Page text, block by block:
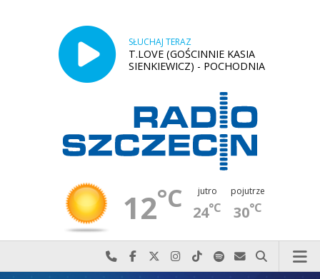
SŁUCHAJ TERAZ
T.LOVE (GOŚCINNIE KASIA
SIENKIEWICZ) - POCHODNIA
12°C jutro
24°C
pojutrze
30°C
Najlepiej po prostu do nas zadzwoń
Odwiedź nas na Facebook-u
Odwiedź nas na X
Odwiedź nas na Instagram-ie
Odwiedź nas na TikTok-u
Szukaj nas na Spotify
Wyślij do nas
Szukaj